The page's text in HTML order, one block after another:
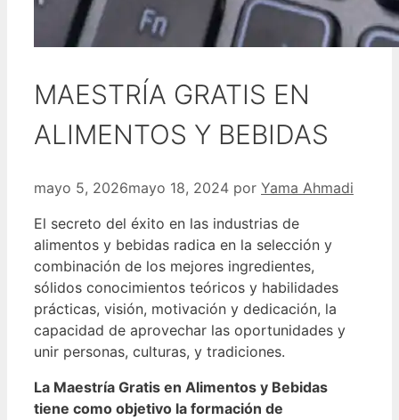
MAESTRÍA GRATIS EN
ALIMENTOS Y BEBIDAS
mayo 5, 2026mayo 18, 2024 por Yama Ahmadi
El secreto del éxito en las industrias de
alimentos y bebidas radica en la selección y
combinación de los mejores ingredientes,
sólidos conocimientos teóricos y habilidades
prácticas, visión, motivación y dedicación, la
capacidad de aprovechar las oportunidades y
unir personas, culturas, y tradiciones.
La Maestría Gratis en Alimentos y Bebidas
tiene como objetivo la formación de